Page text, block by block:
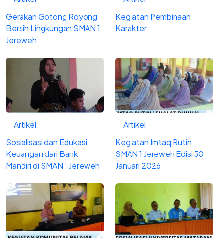
Gerakan Gotong Royong
Bersih Lingkungan SMAN 1
Jereweh
Kegiatan Pembinaan
Karakter
Artikel
Sosialisasi dan Edukasi
Keuangan dari Bank
Mandiri di SMAN 1 Jereweh
Artikel
Kegiatan Imtaq Rutin
SMAN 1 Jereweh Edisi 30
Januari 2026